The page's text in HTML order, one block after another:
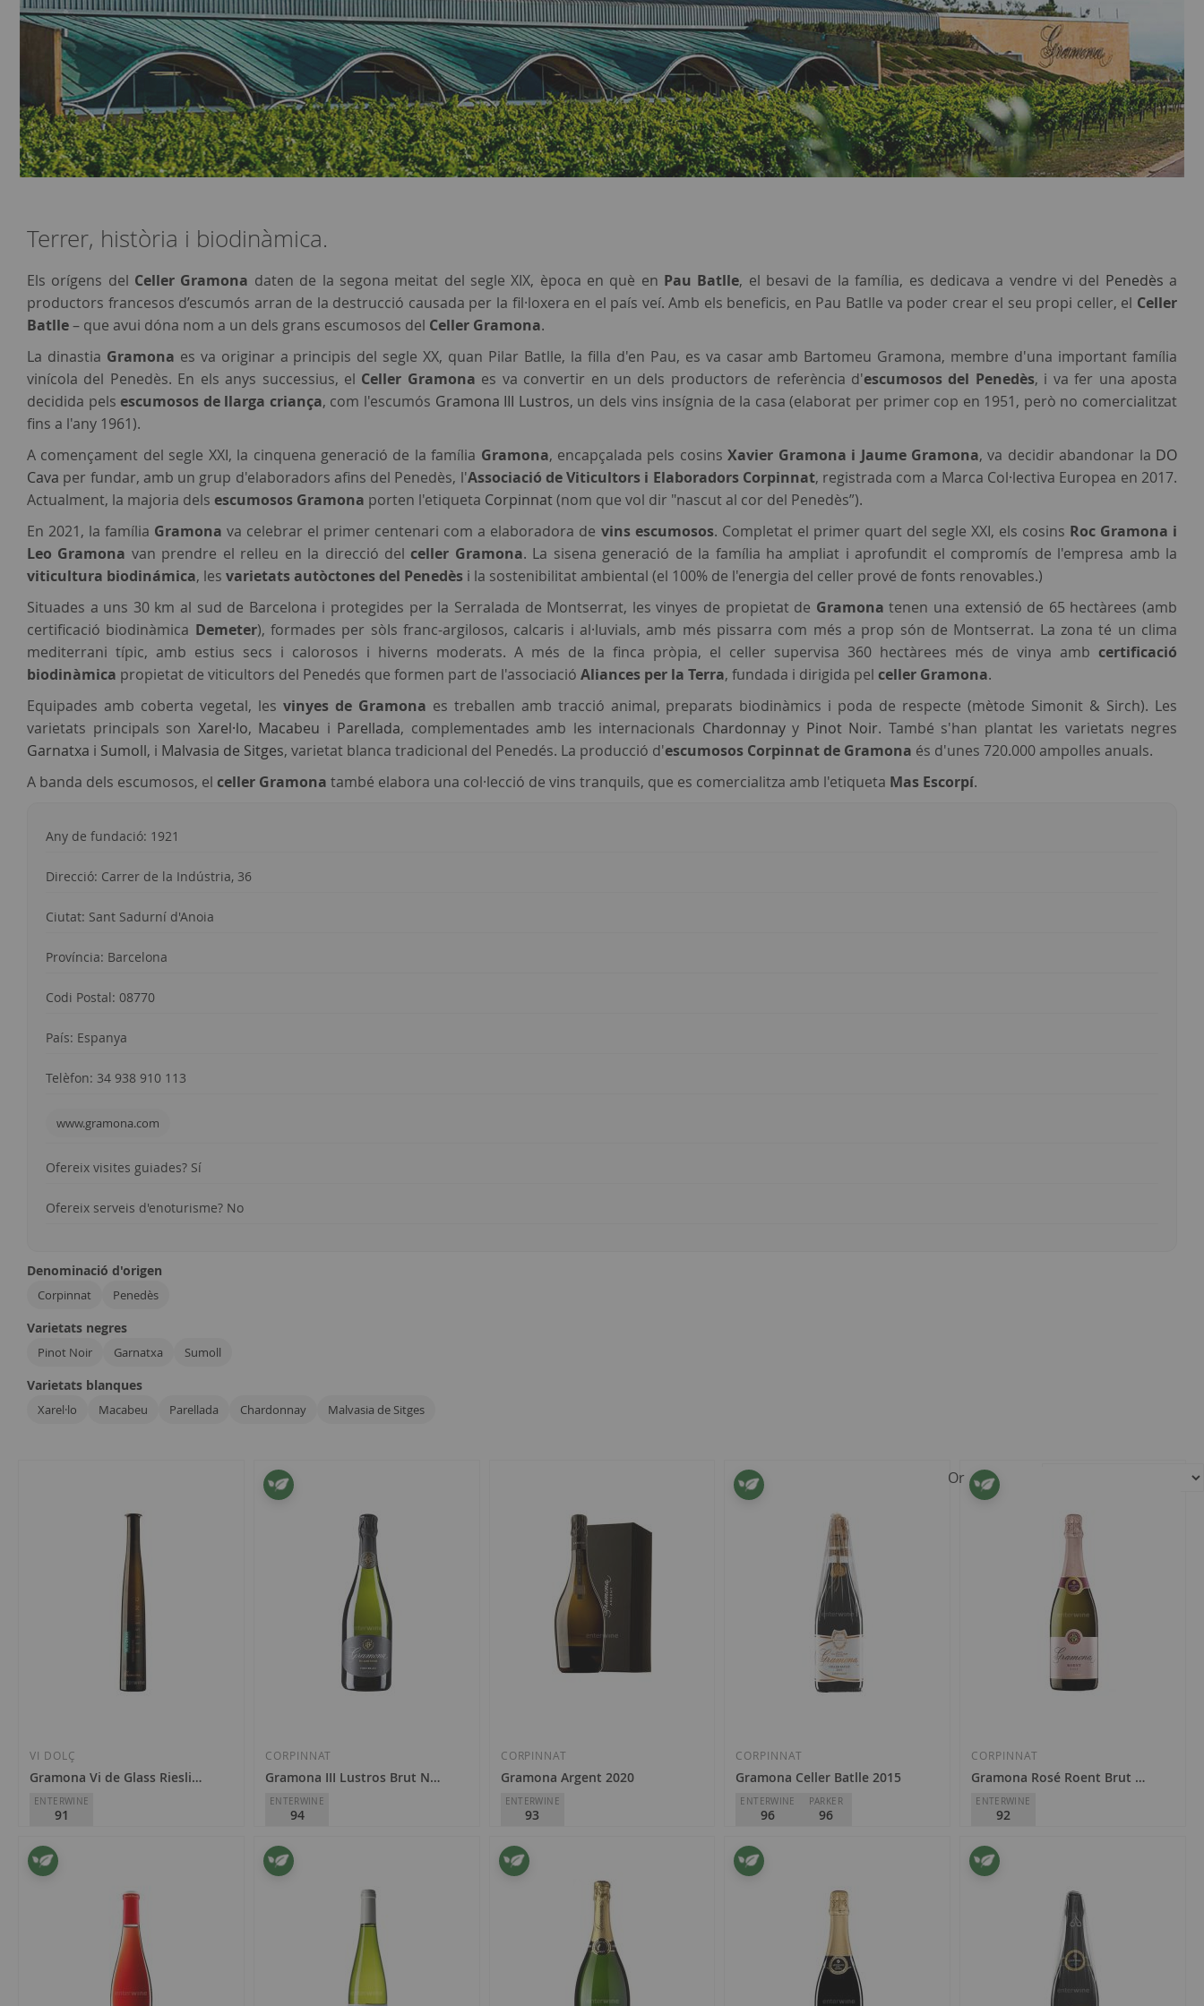
Terrer, història i biodinàmica.
Els orígens del Celler Gramona daten de la segona meitat del segle XIX, època en què en Pau Batlle, el besavi de la família, es dedicava a vendre vi del Penedès a
productors francesos d’escumós arran de la destrucció causada per la fil·loxera en el país veí. Amb els beneficis, en Pau Batlle va poder crear el seu propi celler, el Celler
Batlle– que avui dóna nom a un dels grans escumosos del Celler Gramona.
La dinastia Gramona es va originar a principis del segle XX, quan Pilar Batlle, la filla d'en Pau, es va casar amb Bartomeu Gramona, membre d'una important família
vinícola del Penedès. En els anys successius, el Celler Gramona es va convertir en un dels productors de referència d'escumosos del Penedès, i va fer una aposta
decidida pelsescumosos de llarga criança, com l'escumós Gramona III Lustros, un dels vins insígnia de la casa (elaborat per primer cop en 1951, però no comercialitzat
fins a l'any 1961).
A començament del segle XXI, la cinquena generació de la família Gramona, encapçalada pels cosinsXavier Gramona i Jaume Gramona, va decidir abandonar la DO
Cava per fundar, amb un grup d'elaboradors afins del Penedès, l'Associació de Viticultors i Elaboradors Corpinnat, registrada com a Marca Col·lectiva Europea en 2017.
Actualment, la majoria dels escumosos Gramona porten l'etiqueta Corpinnat(nom que vol dir "nascut al cor del Penedès”).
En 2021, la família Gramona va celebrar el primer centenari com a elaboradora de vins escumosos. Completat el primer quart del segle XXI, els cosins Roc Gramona i
Leo Gramona van prendre el relleu en la direcció delceller Gramona. La sisena generació de la família ha ampliat i aprofundit el compromís de l'empresa amb la
viticultura biodinámica, les varietats autòctones del Penedès i la sostenibilitat ambiental (el 100% de l'energia del celler prové de fonts renovables.)
Situades a uns 30 km al sud de Barcelona i protegides per la Serralada de Montserrat, les vinyes de propietat de Gramona tenen una extensió de 65 hectàrees (amb
certificació biodinàmica Demeter), formades per sòls franc-argilosos, calcaris i al·luvials, amb més pissarra com més a prop són de Montserrat. La zona té un clima
mediterrani típic, amb estius secs i calorosos i hiverns moderats. A més de la finca pròpia, el celler supervisa 360 hectàrees més de vinya amb certificació
biodinàmica propietat de viticultors del Penedés que formen part de l'associació Aliances per la Terra, fundada i dirigida pel celler Gramona.
Equipades amb coberta vegetal, les vinyes de Gramona es treballen amb tracció animal, preparats biodinàmics i poda de respecte (mètode Simonit & Sirch). Les
varietats principals son Xarel·lo, Macabeu i Parellada, complementades amb les internacionals Chardonnayy Pinot Noir. També s'han plantat les varietats negres
Garnatxa i Sumoll, i Malvasia de Sitges, varietat blanca tradicional del Penedés. La producció d'escumosos Corpinnat de Gramona és d'unes 720.000 ampolles anuals.
A banda dels escumosos, el celler Gramona també elabora una col·lecció de vins tranquils, que es comercialitza amb l'etiqueta Mas Escorpí.
Any de fundació: 1921
Direcció: Carrer de la Indústria, 36
Ciutat: Sant Sadurní d'Anoia
Província: Barcelona
Codi Postal: 08770
País: Espanya
Telèfon: 34 938 910 113
www.gramona.com
Ofereix visites guiades? Sí
Ofereix serveis d'enoturisme? No
Denominació d'origen
Corpinnat Penedès
Varietats negres
Pinot Noir Garnatxa Sumoll
Varietats blanques
Xarel·lo Macabeu Parellada Chardonnay Malvasia de Sitges
Ordenar per
VI DOLÇ
Gramona Vi de Glass Riesling 2023
ENTERWINE
91
Gramona
D.O. Penedès
CORPINNAT
Gramona III Lustros Brut Nature 2017
ENTERWINE
94
Gramona
37,20 €
CORPINNAT
Gramona Argent 2020
ENTERWINE
93
Gramona
37,00 €
CORPINNAT
Gramona Celler Batlle 2015
ENTERWINE
96
PARKER
96
Gramona
76,50 €
CORPINNAT
Gramona Rosé Roent Brut 2023
ENTERWINE
92
Gramona
23,20 €